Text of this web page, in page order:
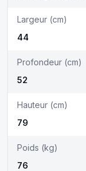
Largeur (cm)
44
Profondeur (cm)
52
Hauteur (cm)
79
Poids (kg)
76